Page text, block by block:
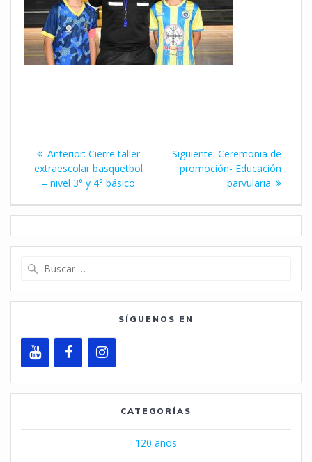
Navegación
de
entradas
Anterior: Entrada
anterior:
Cierre taller
extraescolar basquetbol
– nivel 3° y 4° básico
Siguiente: Siguiente
entrada:
Ceremonia de
promoción- Educación
parvularia
SÍGUENOS EN
CATEGORÍAS
120 años